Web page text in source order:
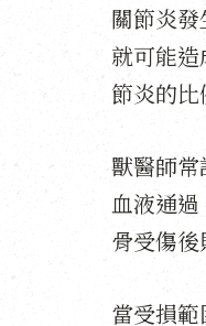
關節炎
就可能
節炎的比
獸醫師
血液通
骨受傷
當受損